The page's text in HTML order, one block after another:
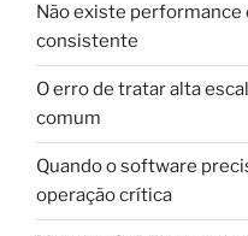
Não existe
consistente
O erro de tratar alta
comum
Quando o software
operação crítica